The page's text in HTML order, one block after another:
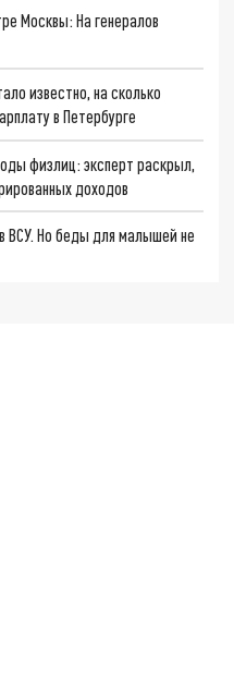
Москвы: На генералов
известно, на сколько
в Петербурге
физлиц: эксперт раскрыл,
доходов
ВСУ. Но беды для малышей не